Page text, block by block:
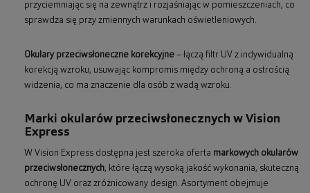
przyciemniając się na zewnątrz i rozjaśniając w pomieszczeniach, co
sprawdza się przy zmiennych warunkach oświetleniowych.
Okulary przeciwsłoneczne korekcyjne – łączą filtr UV z indywidualną
korekcją wzroku, usuwając kompromis między ochroną a ostrością
widzenia, co ma znaczenie dla osób z wadą wzroku.
Marki okularów przeciwsłonecznych w Vision
Express
W Vision Express dostępna jest szeroka oferta markowych okularów
przeciwsłonecznych, które łączą wysoką jakość wykonania, skuteczną
ochronę UV oraz zróżnicowany design. Asortyment obejmuje